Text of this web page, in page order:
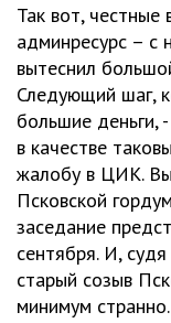
Так вот, честные
админресурс – с
вытеснил
Следующий шаг,
большие деньги,
в качестве
жалобу в ЦИК.
Псковской
заседание
сентября. И,
старый созыв
минимум